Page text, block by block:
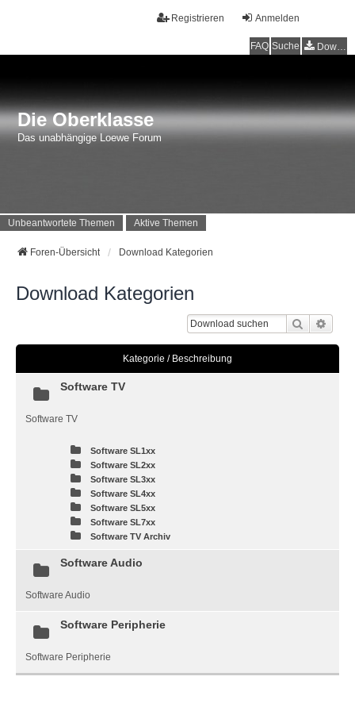
Anmelden
Registrieren
FAQ Suche Downloads
Die Oberklasse
Das unabhängige Loewe Forum
Unbeantwortete Themen Aktive Themen
Foren-Übersicht Download Kategorien
Download Kategorien
Suche
Kategorie / Beschreibung
Software TV
Software TV
Software SL1xx
Software SL2xx
Software SL3xx
Software SL4xx
Software SL5xx
Software SL7xx
Software TV Archiv
Software Audio
Software Audio
Software Peripherie
Software Peripherie